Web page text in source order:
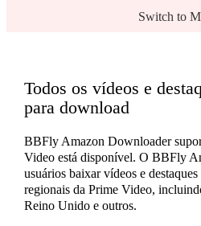
Switch to
Todos os vídeos e
para download
BBFly Amazon Downloader
Video está disponível. O BBFly
usuários baixar vídeos e
regionais da Prime Video,
Reino Unido e outros.